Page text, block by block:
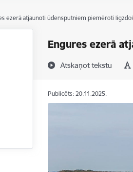
ezerā atjaunoti ūdensputniem piemēroti
Engures ezerā
Atskaņot tekstu
Publicēts: 20.11.2025.